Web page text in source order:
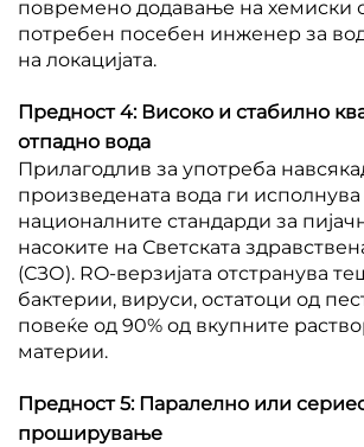
повремено додавање на хемиски
потребен посебен инженер за
на локацијата.
Предност 4: Високо и стабилно
отпадно вода
Прилагодлив за употреба
произведената вода ги исполнува
националните стандарди за
насоките на Светската
(СЗО). RO-верзијата отстранува
бактерии, вируси, остатоци од
повеќе од 90% од вкупните
материи.
Предност 5: Паралелно или
проширување